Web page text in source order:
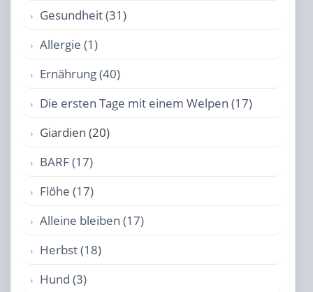
Gesundheit (31)
Allergie (1)
Ernährung (40)
Die ersten Tage mit einem Welpen (17)
Giardien (20)
BARF (17)
Flöhe (17)
Alleine bleiben (17)
Herbst (18)
Hund (3)